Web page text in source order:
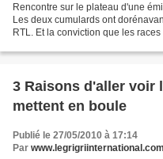
Rencontre sur le plateau d'une
Les deux cumulards ont
RTL. Et la conviction que les
3 Raisons d'aller voir
mettent en boule
Publié le 27/05/2010 à 17:14
Par www.legrigriinternational.com